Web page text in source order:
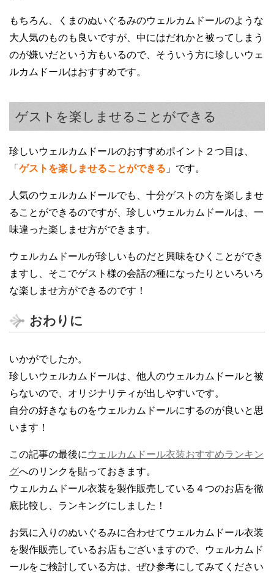
もちろん、くまのぬいぐるみのウェルカムドールのような
大人気のものも良いですが、中にはだれかと被ってしまう
のが嫌いだという方もいるので、そういう方に珍しいウェ
ルカムドールはおすすめです。
ゲストを楽しませることができる
珍しいウェルカムドールのおすすめポイント２つ目は、
「 ゲストを楽しませることができる 」です。
人気のウェルカムドールでも、十分ゲストの方を楽しませ
ることができるのですが、珍しいウェルカムドールは、一
味違った楽しませ方ができます。
ウェルカムドールが珍しいものだと興味をひくことができ
ますし、そこでゲスト様の会話の種になったりといろいろ
な楽しませ方ができるのです！
おわりに
いかがでしたか。
珍しいウェルカムドールは、他人のウェルカムドールと被
らないので、オリジナリティが出しやすいです。
自分の好きなものをウェルカムドールにするのが良いと思
います！
この記事の最後に ウェルカムドール衣装おすすめランキン
グへのリンクを貼っておきます。
ウェルカムドール衣装を製作販売している４つのお店を徹
底比較し、ランキングにしました！
お気に入りのぬいぐるみに合わせてウェルカムドール衣装
を製作販売しているお店もございますので、ウェルカムド
ールをご検討している方は、ぜひ参考にしてみてください